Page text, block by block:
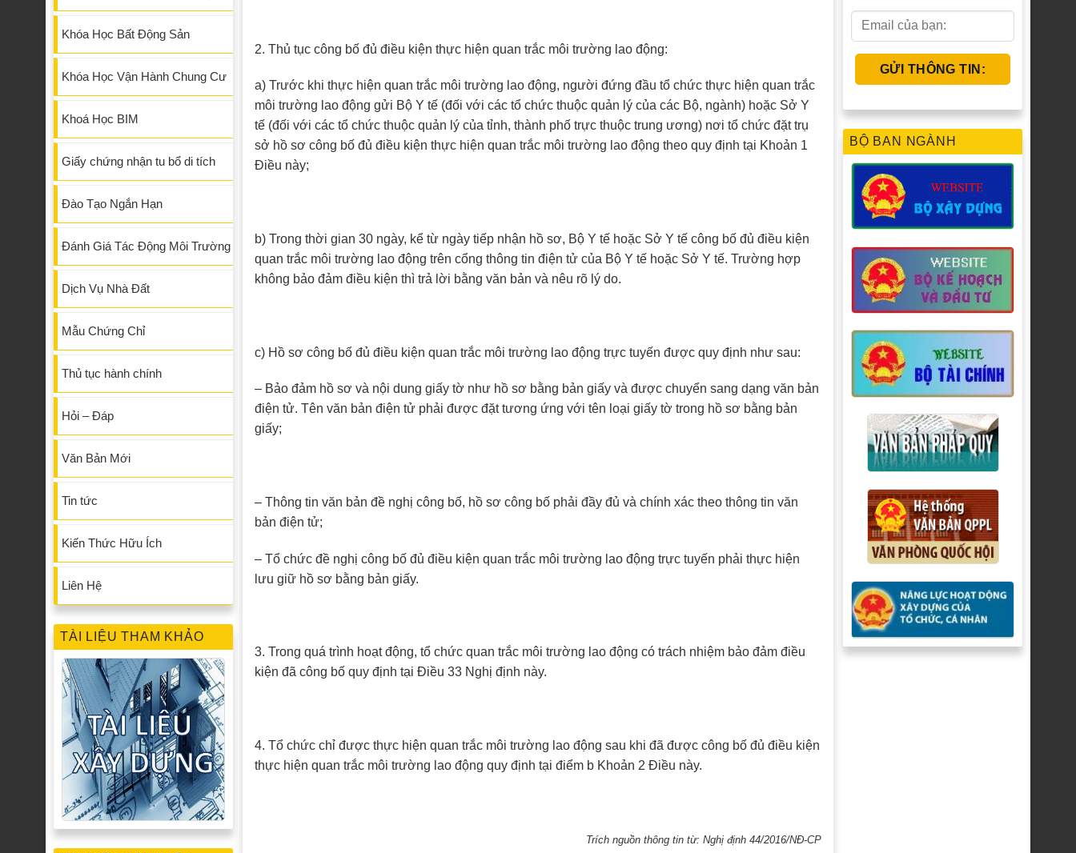
Khóa Học Bất Động Sản
Khóa Học Vận Hành Chung Cư
Khoá Học BIM
Giấy chứng nhận tu bổ di tích
Đào Tạo Ngắn Hạn
Đánh Giá Tác Động Môi Trường
Dịch Vụ Nhà Đất
Mẫu Chứng Chỉ
Thủ tục hành chính
Hỏi – Đáp
Văn Bản Mới
Tin tức
Kiến Thức Hữu Ích
Liên Hệ
TÀI LIỆU THAM KHẢO
2. Thủ tục công bố đủ điều kiện thực hiện quan trắc môi trường lao động:
a) Trước khi thực hiện quan trắc môi trường lao động, người đứng đầu tổ chức thực hiện quan trắc
môi trường lao động gửi Bộ Y tế (đối với các tổ chức thuộc quản lý của các Bộ, ngành) hoặc Sở Y
tế (đối với các tổ chức thuộc quản lý của tỉnh, thành phố trực thuộc trung ương) nơi tổ chức đặt trụ
sở hồ sơ công bố đủ điều kiện thực hiện quan trắc môi trường lao động theo quy định tại Khoản 1
Điều này;
b) Trong thời gian 30 ngày, kể từ ngày tiếp nhận hồ sơ, Bộ Y tế hoặc Sở Y tế công bố đủ điều kiện
quan trắc môi trường lao động trên cổng thông tin điện tử của Bộ Y tế hoặc Sở Y tế. Trường hợp
không bảo đảm điều kiện thì trả lời bằng văn bản và nêu rõ lý do.
c) Hồ sơ công bố đủ điều kiện quan trắc môi trường lao động trực tuyến được quy định như sau:
– Bảo đảm hồ sơ và nội dung giấy tờ như hồ sơ bằng bản giấy và được chuyển sang dạng văn bản
điện tử. Tên văn bản điện tử phải được đặt tương ứng với tên loại giấy tờ trong hồ sơ bằng bản
giấy;
– Thông tin văn bản đề nghị công bố, hồ sơ công bố phải đầy đủ và chính xác theo thông tin văn
bản điện tử;
– Tổ chức đề nghị công bố đủ điều kiện quan trắc môi trường lao động trực tuyến phải thực hiện
lưu giữ hồ sơ bằng bản giấy.
3. Trong quá trình hoạt động, tổ chức quan trắc môi trường lao động có trách nhiệm bảo đảm điều
kiện đã công bố quy định tại Điều 33 Nghị định này.
4. Tổ chức chỉ được thực hiện quan trắc môi trường lao động sau khi đã được công bố đủ điều kiện
thực hiện quan trắc môi trường lao động quy định tại điểm b Khoản 2 Điều này.
Trích nguồn thông tin từ: Nghị định 44/2016/NĐ-CP
BỘ BAN NGÀNH